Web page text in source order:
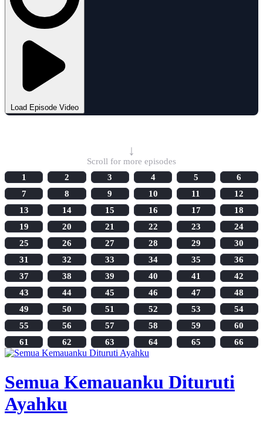
Load Episode Video
↓
Scroll for more episodes
1
2 3 4 5
6
7
8 9 10 11
12
13
14 15 16 17
18
19
20 21 22 23
24
25
26 27 28 29
30
31
32 33 34 35
36
37
38 39 40 41
42
43
44 45 46 47
48
49
50 51 52 53
54
55
56 57 58 59
60
61
62 63 64 65 66
Semua Kemauanku Dituruti
Ayahku